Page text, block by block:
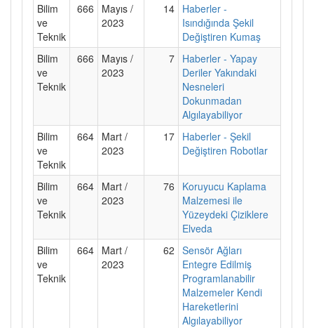
Bilim
ve
Teknik
666
Mayıs /
2023
14 Haberler -
Isındığında Şekil
Değiştiren Kumaş
Bilim
ve
Teknik
666
Mayıs /
2023
7 Haberler - Yapay
Deriler Yakındaki
Nesneleri
Dokunmadan
Algılayabiliyor
Bilim
ve
Teknik
664 Mart /
2023
17 Haberler - Şekil
Değiştiren Robotlar
Bilim
ve
Teknik
664 Mart /
2023
76
Koruyucu Kaplama
Malzemesi ile
Yüzeydeki Çiziklere
Elveda
Bilim
ve
Teknik
664 Mart /
2023
62 Sensör Ağları
Entegre Edilmiş
Programlanabilir
Malzemeler Kendi
Hareketlerini
Algılayabiliyor